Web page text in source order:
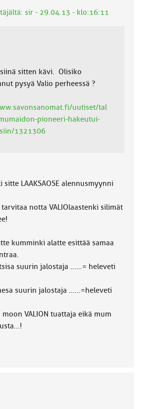
sir - 29.04.13 - klo:16:11
sitten kävi. Olisiko
pysyä Valio perheessä ?
uutiset/tal
pioneeri-hakeutui-
1321306
sitte LAAKSAOSE alennusmyynni
notta VALIOlaastenki silimät
kumminki alatte esittää samaa
suurin jalostaja ......= heleveti
suurin jalostaja ......=heleveti
moon VALION tuattaja eikä mum